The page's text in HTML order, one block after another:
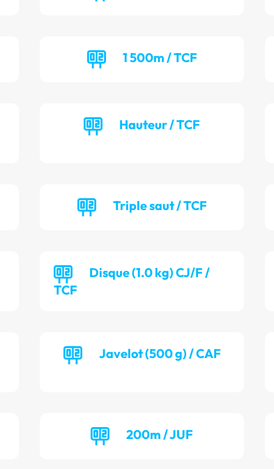
1 500m / TCF
Hauteur / TCF
Triple saut / TCF
Disque (1.0 kg) CJ/F /
TCF
Javelot (500 g) / CAF
200m / JUF